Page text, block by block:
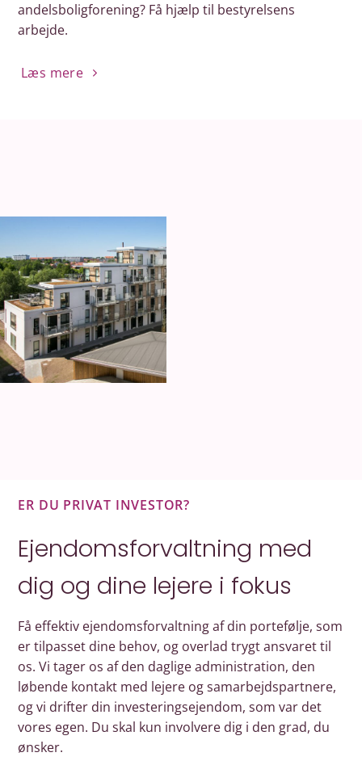
andelsboligforening? Få hjælp til bestyrelsens
arbejde.
Læs mere
ER DU PRIVAT INVESTOR?
Ejendomsforvaltning med
dig og dine lejere i fokus
Få effektiv ejendomsforvaltning af din portefølje, som
er tilpasset dine behov, og overlad trygt ansvaret til
os. Vi tager os af den daglige administration, den
løbende kontakt med lejere og samarbejdspartnere,
og vi drifter din investeringsejendom, som var det
vores egen. Du skal kun involvere dig i den grad, du
ønsker.